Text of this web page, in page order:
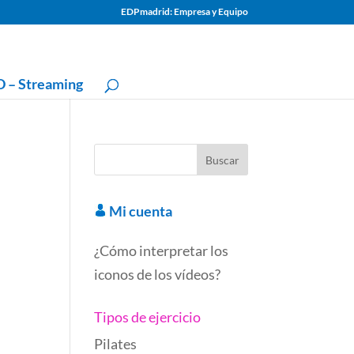
EDPmadrid: Empresa y Equipo
– Streaming
Mi cuenta
¿Cómo interpretar los
iconos de los vídeos?
Tipos de ejercicio
Pilates